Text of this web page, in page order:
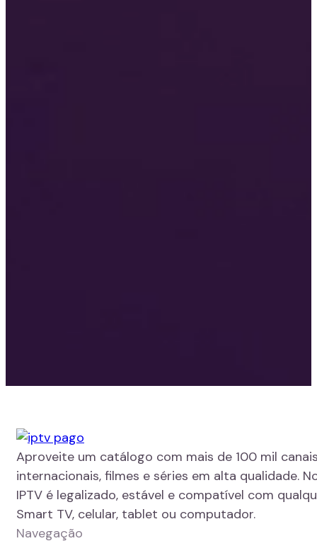
Aproveite um catálogo com mais de 100 mil
internacionais, filmes e séries em alta qualidade.
IPTV é legalizado, estável e compatível com
Smart TV, celular, tablet ou computador.
Navegação